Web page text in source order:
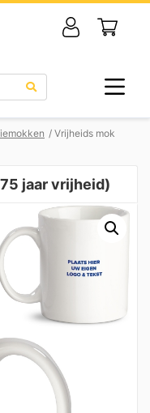
/ Vrijheids mok
jaar vrijheid)